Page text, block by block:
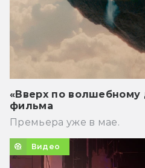
«Вверх по волшебному
фильма
Премьера уже в мае.
Видео